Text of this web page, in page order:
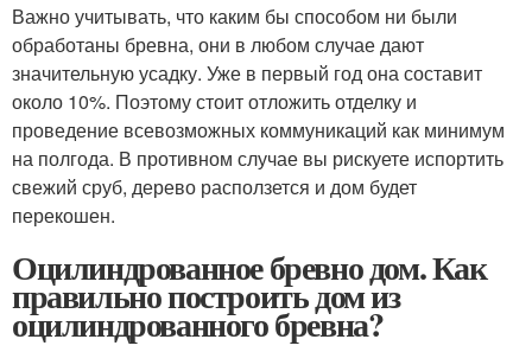
Важно учитывать, что каким бы способом ни были
обработаны бревна, они в любом случае дают
значительную усадку. Уже в первый год она составит
около 10%. Поэтому стоит отложить отделку и
проведение всевозможных коммуникаций как минимум
на полгода. В противном случае вы рискуете испортить
свежий сруб, дерево расползется и дом будет
перекошен.
Оцилиндрованное бревно дом. Как
правильно построить дом из
оцилиндрованного бревна?